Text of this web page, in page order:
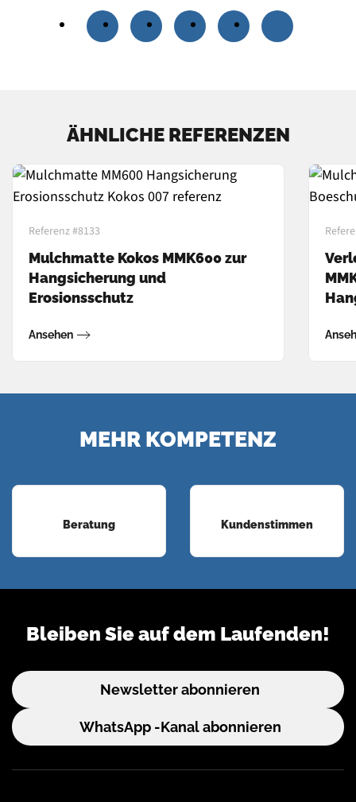
ÄHNLICHE REFERENZEN
Referenz #8133
Mulchmatte Kokos MMK600 zur
Hangsicherung und
Erosionsschutz
Ansehen
MEHR KOMPETENZ
Beratung Kundenstimmen
Bleiben Sie auf dem Laufenden!
Newsletter abonnieren
WhatsApp -Kanal abonnieren